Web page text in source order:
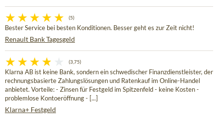
(5)
Bester Service bei besten Konditionen. Besser geht es zur Zeit nicht!
Renault Bank Tagesgeld
(3,75)
Klarna AB ist keine Bank, sondern ein schwedischer Finanzdienstleister, der
rechnungsbasierte Zahlungslösungen und Ratenkauf im Online-Handel
anbietet. Vorteile: - Zinsen für Festgeld im Spitzenfeld - keine Kosten -
problemlose Kontoeröffnung - [...]
Klarna+ Festgeld